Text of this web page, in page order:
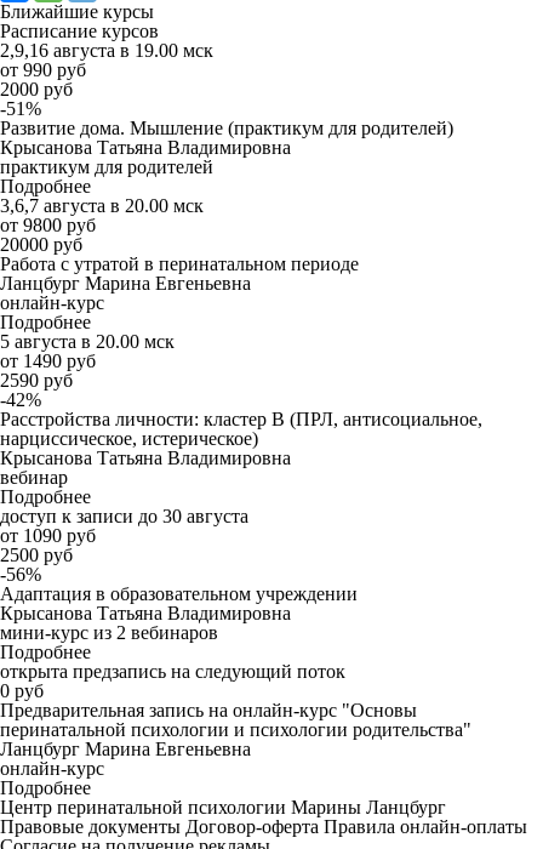
Ближайшие курсы
Расписание курсов
2,9,16 августа в 19.00 мск
от 990 руб
2000 руб
-51%
Развитие дома. Мышление (практикум для родителей)
Крысанова Татьяна Владимировна
практикум для родителей
Подробнее
3,6,7 августа в 20.00 мск
от 9800 руб
20000 руб
Работа с утратой в перинатальном периоде
Ланцбург Марина Евгеньевна
онлайн-курс
Подробнее
5 августа в 20.00 мск
от 1490 руб
2590 руб
-42%
Расстройства личности: кластер B (ПРЛ, антисоциальное,
нарциссическое, истерическое)
Крысанова Татьяна Владимировна
вебинар
Подробнее
доступ к записи до 30 августа
от 1090 руб
2500 руб
-56%
Адаптация в образовательном учреждении
Крысанова Татьяна Владимировна
мини-курс из 2 вебинаров
Подробнее
открыта предзапись на следующий поток
0 руб
Предварительная запись на онлайн-курс "Основы
перинатальной психологии и психологии родительства"
Ланцбург Марина Евгеньевна
онлайн-курс
Подробнее
Центр перинатальной психологии Марины Ланцбург
Правовые документы Договор-оферта Правила онлайн-оплаты